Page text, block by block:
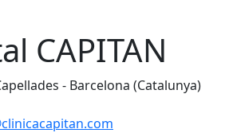
CAPITAN
- Barcelona (Catalunya)